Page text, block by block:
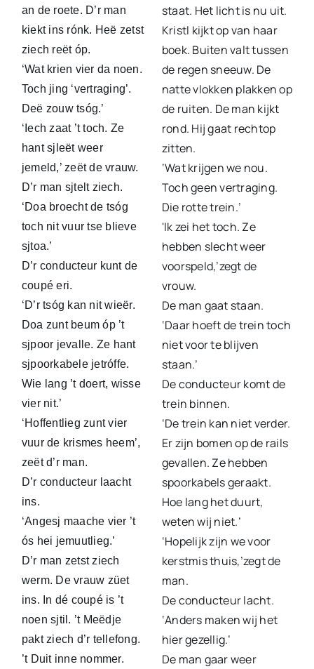
an de roete. D’r man
kiekt ins rónk. Heë zetst
ziech reët óp.
‘Wat krien vier da noen.
Toch jing ‘vertraging’.
Deë zouw tsóg.’
‘Iech zaat ’t toch. Ze
hant sjleët weer
jemeld,’ zeët de vrauw.
D’r man sjtelt ziech.
‘Doa broecht de tsóg
toch nit vuur tse blieve
sjtoa.’
D’r conducteur kunt de
coupé eri.
‘D’r tsóg kan nit wieër.
Doa zunt beum óp ’t
sjpoor jevalle. Ze hant
sjpoorkabele jetróffe.
Wie lang ’t doert, wisse
vier nit.’
‘Hoffentlieg zunt vier
vuur de krismes heem’,
zeët d’r man.
D’r conducteur laacht
ins.
‘Angesj maache vier ’t
ós hei jemuutlieg.’
D’r man zetst ziech
werm. De vrauw züet
ins. In dé coupé is ’t
noen sjtil. ’t Meëdje
pakt ziech d’r tellefong.
’t Duit inne nommer.
staat. Het licht is nu uit.
Kristl kijkt op van haar
boek. Buiten valt tussen
de regen sneeuw. De
natte vlokken plakken op
de ruiten. De man kijkt
rond. Hij gaat rechtop
zitten.
‘Wat krijgen we nou.
Toch geen vertraging.
Die rotte trein.’
'Ik zei het toch. Ze
hebben slecht weer
voorspeld,’zegt de
vrouw.
De man gaat staan.
‘Daar hoeft de trein toch
niet voor te blijven
staan.’
De conducteur komt de
trein binnen.
‘De trein kan niet verder.
Er zijn bomen op de rails
gevallen. Ze hebben
spoorkabels geraakt.
Hoe lang het duurt,
weten wij niet.’
‘Hopelijk zijn we voor
kerstmis thuis,’zegt de
man.
De conducteur lacht.
‘Anders maken wij het
hier gezellig.’
De man gaar weer